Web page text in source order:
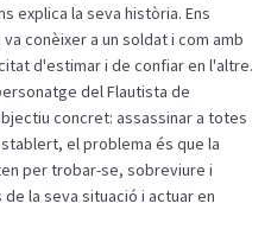
explica la seva història. Ens
conèixer a un soldat i com amb
d'estimar i de confiar en l'altre.
del Flautista de
concret: assassinar a totes
el problema és que la
per trobar-se, sobreviure i
la seva situació i actuar en